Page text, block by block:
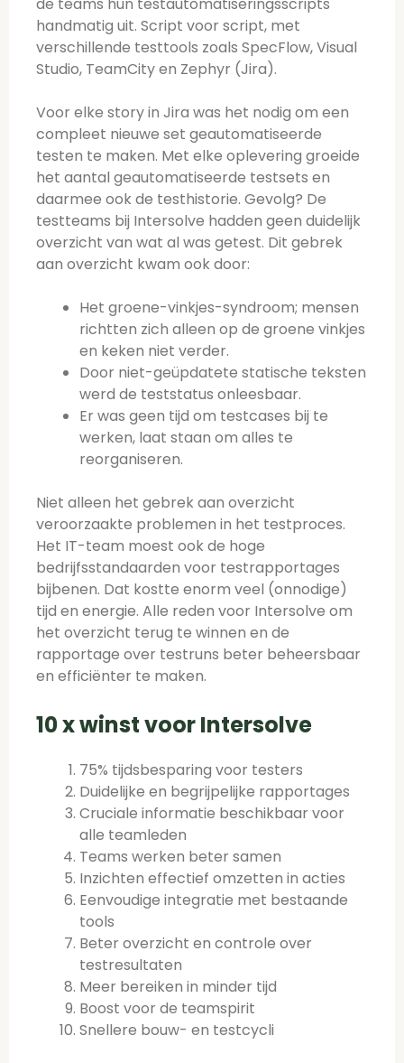
handmatig uit. Script voor script, met
verschillende testtools zoals SpecFlow, Visual
Studio, TeamCity en Zephyr (Jira).
Voor elke story in Jira was het nodig om een
compleet nieuwe set geautomatiseerde
testen te maken. Met elke oplevering groeide
het aantal geautomatiseerde testsets en
daarmee ook de testhistorie. Gevolg? De
testteams bij Intersolve hadden geen duidelijk
overzicht van wat al was getest. Dit gebrek
aan overzicht kwam ook door:
Het groene-vinkjes-syndroom; mensen
richtten zich alleen op de groene vinkjes
en keken niet verder.
Door niet-geüpdatete statische teksten
werd de teststatus onleesbaar.
Er was geen tijd om testcases bij te
werken, laat staan om alles te
reorganiseren.
Niet alleen het gebrek aan overzicht
veroorzaakte problemen in het testproces.
Het IT-team moest ook de hoge
bedrijfsstandaarden voor testrapportages
bijbenen. Dat kostte enorm veel (onnodige)
tijd en energie. Alle reden voor Intersolve om
het overzicht terug te winnen en de
rapportage over testruns beter beheersbaar
en efficiënter te maken.
10 x winst voor Intersolve
75% tijdsbesparing voor testers
Duidelijke en begrijpelijke rapportages
Cruciale informatie beschikbaar voor
alle teamleden
Teams werken beter samen
Inzichten effectief omzetten in acties
Eenvoudige integratie met bestaande
tools
Beter overzicht en controle over
testresultaten
Meer bereiken in minder tijd
Boost voor de teamspirit
Snellere bouw- en testcycli